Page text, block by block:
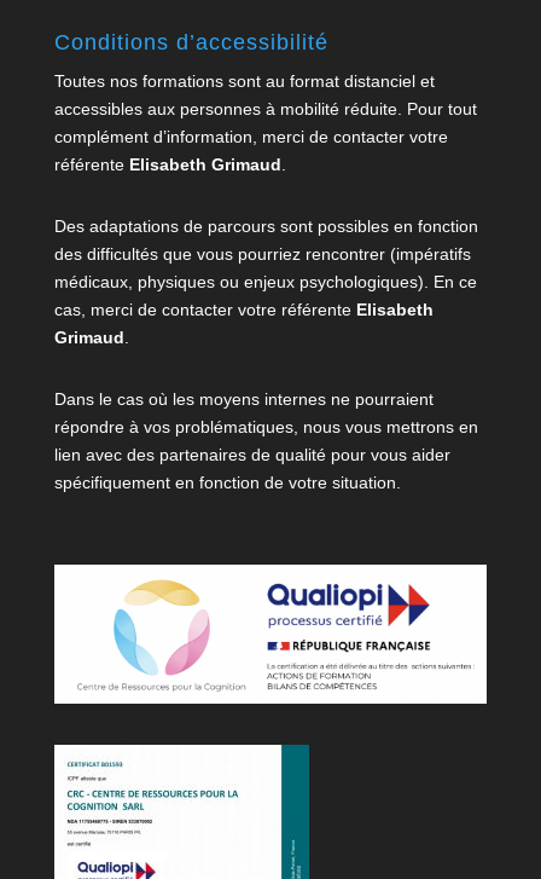
Conditions d’accessibilité
Toutes nos formations sont au format distanciel et
accessibles aux personnes à mobilité réduite. Pour tout
complément d’information, merci de contacter votre
référente Elisabeth Grimaud.
Des adaptations de parcours sont possibles en fonction
des difficultés que vous pourriez rencontrer (impératifs
médicaux, physiques ou enjeux psychologiques). En ce
cas, merci de contacter votre référente Elisabeth
Grimaud.
Dans le cas où les moyens internes ne pourraient
répondre à vos problématiques, nous vous mettrons en
lien avec des partenaires de qualité pour vous aider
spécifiquement en fonction de votre situation.